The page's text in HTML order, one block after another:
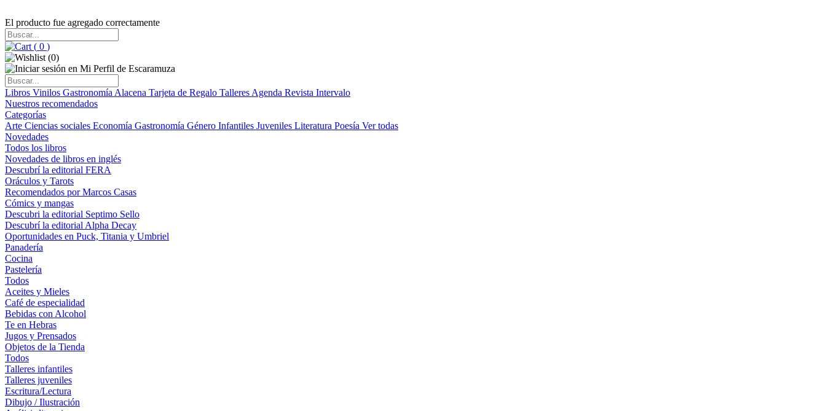
El producto fue agregado correctamente
( 0 )
(0)
Libros Vinilos Gastronomía Alacena Tarjeta de Regalo Talleres Agenda Revista Intervalo
Nuestros recomendados
Categorías
Arte Ciencias sociales Economía Gastronomía Género Infantiles Juveniles Literatura Poesía Ver todas
Novedades
Todos los libros
Novedades de libros en inglés
Descubrí la editorial FERA
Oráculos y Tarots
Recomendados por Marcos Casas
Cómics y mangas
Descubri la editorial Septimo Sello
Descubrí la editorial Alpha Decay
Oportunidades en Puck, Titania y Umbriel
Panadería
Cocina
Pastelería
Todos
Aceites y Mieles
Café de especialidad
Bebidas con Alcohol
Te en Hebras
Jugos y Prensados
Objetos de la Tienda
Todos
Talleres infantiles
Talleres juveniles
Escritura/Lectura
Dibujo / Ilustración